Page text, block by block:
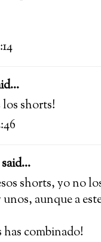
shorts!
said...
shorts, yo no
aunque a
has combinado!